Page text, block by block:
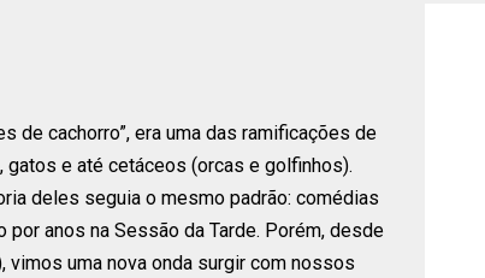
de cachorro”, era uma das ramificações de
gatos e até cetáceos (orcas e golfinhos).
deles seguia o mesmo padrão: comédias
anos na Sessão da Tarde. Porém, desde
vimos uma nova onda surgir com nossos